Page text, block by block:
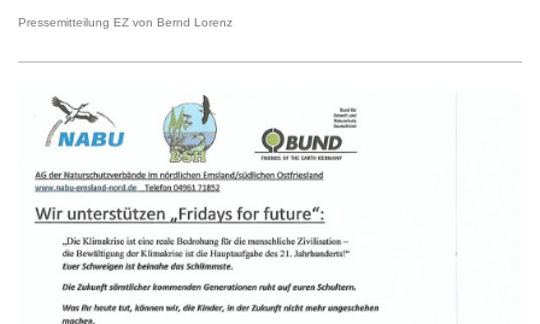
Pressemitteilung EZ von Bernd Lorenz